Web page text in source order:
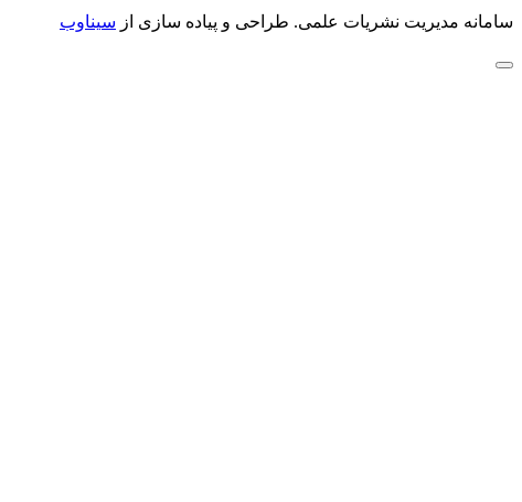
سامانه مدیریت نشریات علمی. طراحی و پیاده سازی از سیناوب